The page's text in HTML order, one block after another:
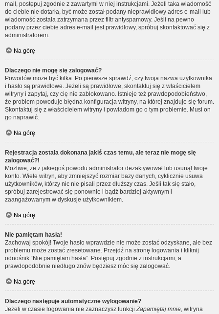
mail, postępuj zgodnie z zawartymi w niej instrukcjami. Jeżeli taka wiadomość
do ciebie nie dotarła, być może został podany nieprawidłowy adres e-mail lub
wiadomość została zatrzymana przez filtr antyspamowy. Jeśli na pewno
podany przez ciebie adres e-mail jest prawidłowy, spróbuj skontaktować się z
administratorem.
Na górę
Dlaczego nie mogę się zalogować?
Powodów może być kilka. Po pierwsze sprawdź, czy twoja nazwa użytkownika
i hasło są prawidłowe. Jeżeli są prawidłowe, skontaktuj się z właścicielem
witryny i zapytaj, czy cię nie zablokowano. Istnieje też prawdopodobieństwo,
że problem powoduje błędna konfiguracja witryny, na której znajduje się forum.
Skontaktuj się z właścicielem witryny i powiadom go o tym problemie. Musi on
go naprawić.
Na górę
Rejestracja została dokonana jakiś czas temu, ale teraz nie mogę się
zalogować?!
Możliwe, że z jakiegoś powodu administrator dezaktywował lub usunął twoje
konto. Wiele witryn, aby zmniejszyć rozmiar bazy danych, cyklicznie usuwa
użytkowników, którzy nic nie pisali przez dłuższy czas. Jeśli tak się stało,
spróbuj zarejestrować się ponownie i bądź bardziej aktywnym i
zaangażowanym w dyskusje użytkownikiem.
Na górę
Nie pamiętam hasła!
Zachowaj spokój! Twoje hasło wprawdzie nie może zostać odzyskane, ale bez
problemu może zostać zresetowane. Przejdź na stronę logowania i kliknij
odnośnik “Nie pamiętam hasła”. Postępuj zgodnie z instrukcjami, a
prawdopodobnie niedługo znów będziesz móc się zalogować.
Na górę
Dlaczego następuje automatyczne wylogowanie?
Jeżeli w czasie logowania nie zaznaczysz funkcjiZapamiętaj mnie, witryna